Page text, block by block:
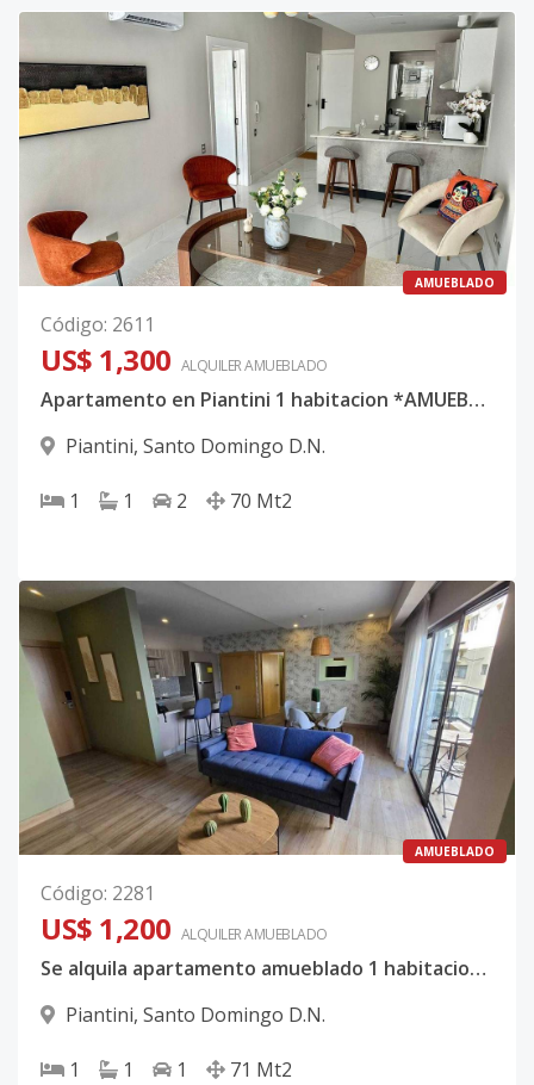
AMUEBLADO
Código: 2611
US$ 1,300 ALQUILERAMUEBLADO
Apartamento en Piantini 1 habitacion *AMUEBLADO*
Piantini, Santo Domingo D.N.
1 1 2 70 Mt2
AMUEBLADO
Código: 2281
US$ 1,200 ALQUILERAMUEBLADO
Se alquila apartamento amueblado 1 habitacion Piantini
Piantini, Santo Domingo D.N.
1 1 1 71 Mt2